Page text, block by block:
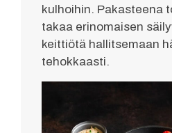
kulhoihin. Pakasteena
takaa erinomaisen
keittiötä hallitsemaan
tehokkaasti.